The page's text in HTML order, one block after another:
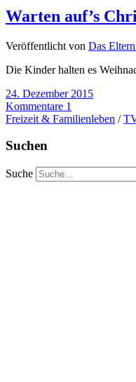
Warten auf’s
Veröffentlicht von Das
Die Kinder halten es
24. Dezember 2015
Kommentare 1
Freizeit & Familienleben /
Suchen
Suche